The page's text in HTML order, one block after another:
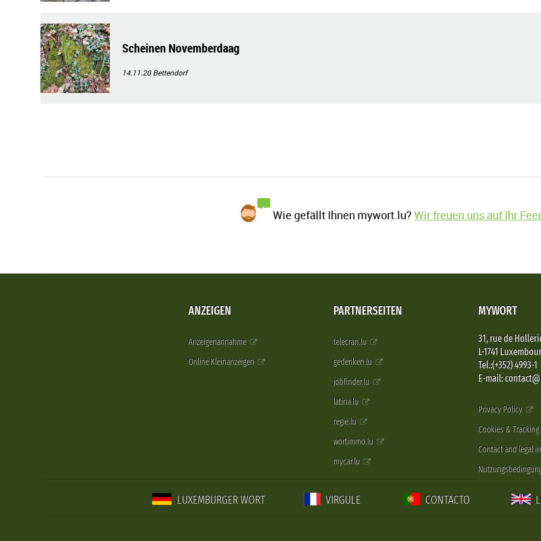
Scheinen Novemberdaag
14.11.20Bettendorf
Wie gefällt Ihnen mywort.lu?Wir freuen uns auf Ihr
ANZEIGEN
Anzeigenannahme
Online Kleinanzeigen
PARTNERSEITEN
telecran.lu
gedenken.lu
jobfinder.lu
latina.lu
regie.lu
wortimmo.lu
mycar.lu
MYWORT
31, rue de
L-1741
Tel.:(+352) 4993-1
E-mail:
Privacy Policy
Cookies & Tracking
Contact and legal
LUXEMBURGER WORT VIRGULE CONTACTO